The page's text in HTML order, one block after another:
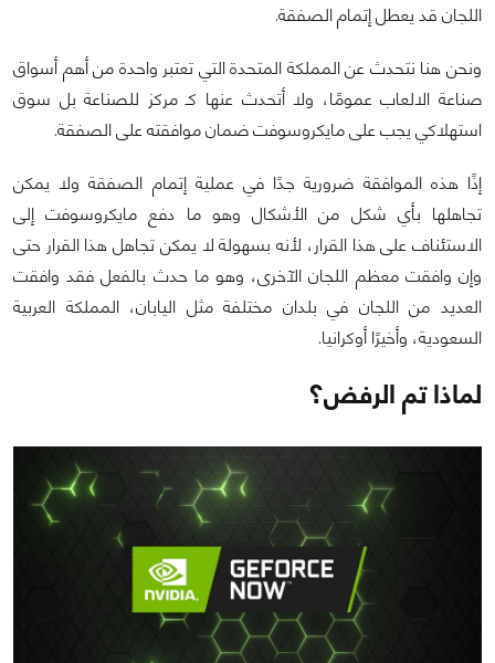
اللجان قد يعطل إتمام الصفقة.
ونحن هنا نتحدث عن المملكة المتحدة التي تعتبر واحدة من أهم أسواق
صناعة الالعاب عمومًا، ولا أتحدث عنها كـ مركز للصناعة بل سوق
استهلاكي يجب على مايكروسوفت ضمان موافقته على الصفقة.
إذًا هذه الموافقة ضرورية جدًا في عملية إتمام الصفقة ولا يمكن
تجاهلها بأي شكل من الأشكال وهو ما دفع مايكروسوفت إلى
الاستئناف على هذا القرار، لأنه بسهولة لا يمكن تجاهل هذا القرار حتى
وإن وافقت معظم اللجان الآخرى، وهو ما حدث بالفعل فقد وافقت
العديد من اللجان في بلدان مختلفة مثل اليابان، المملكة العربية
السعودية، وأخيرًا أوكرانيا.
لماذا تم الرفض؟